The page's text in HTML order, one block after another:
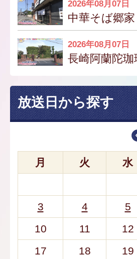
2026年08月07日
中華そば郷家
2026年08月07日
長崎阿蘭陀珈
放送日から探す
月 火 水
3 4 5
10
11 12
17
18 19